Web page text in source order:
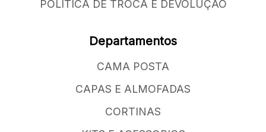
POLÍTICA DE TROCA E DEVOLUÇÃO
Departamentos
CAMA POSTA
CAPAS E ALMOFADAS
CORTINAS